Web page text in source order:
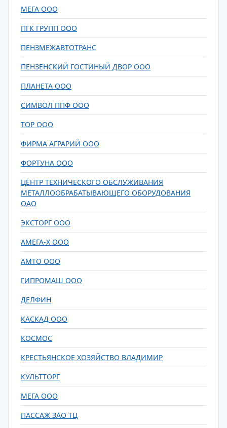
МЕГА ООО
ПГК ГРУПП ООО
ПЕНЗМЕЖАВТОТРАНС
ПЕНЗЕНСКИЙ ГОСТИНЫЙ ДВОР ООО
ПЛАНЕТА ООО
СИМВОЛ ППФ ООО
ТОР ООО
ФИРМА АГРАРИЙ ООО
ФОРТУНА ООО
ЦЕНТР ТЕХНИЧЕСКОГО ОБСЛУЖИВАНИЯ
МЕТАЛЛООБРАБАТЫВАЮЩЕГО ОБОРУДОВАНИЯ
ОАО
ЭКСТОРГ ООО
АМЕГА-Х ООО
АМТО ООО
ГИПРОМАШ ООО
ДЕЛФИН
КАСКАД ООО
КОСМОС
КРЕСТЬЯНСКОЕ ХОЗЯЙСТВО ВЛАДИМИР
КУЛЬТТОРГ
МЕГА ООО
ПАССАЖ ЗАО ТЦ